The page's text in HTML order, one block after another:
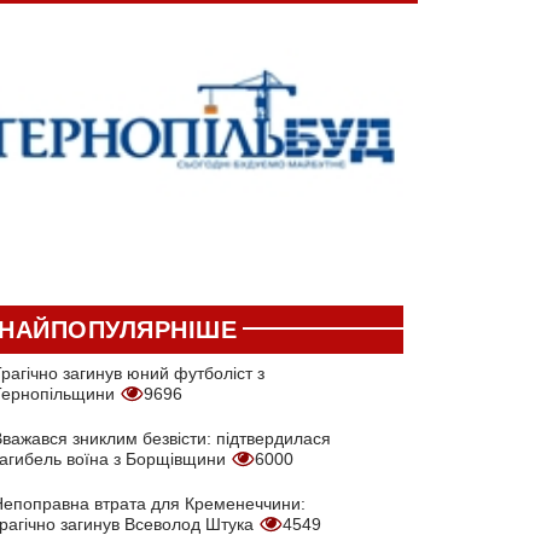
загинув юний футболіст з
9696
зниклим безвісти: підтвердилася
воїна з Борщівщини
6000
втрата для Кременеччини:
загинув Всеволод Штука
4549